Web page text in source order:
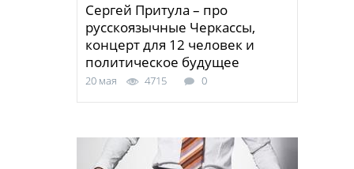
Сергей Притула – про
русскоязычные Черкассы,
концерт для 12 человек и
политическое будущее
20 мая 4715 0